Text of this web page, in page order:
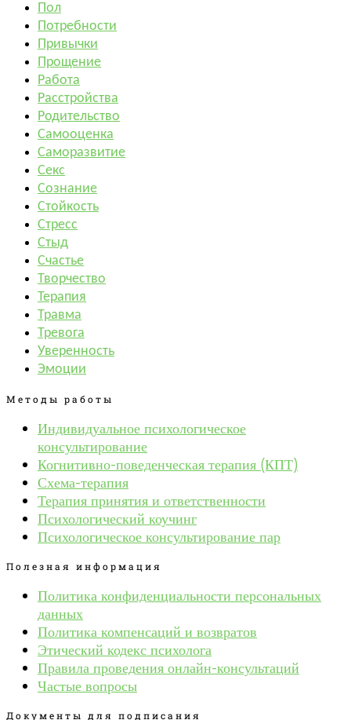
Пол
Потребности
Привычки
Прощение
Работа
Расстройства
Родительство
Самооценка
Саморазвитие
Секс
Сознание
Стойкость
Стресс
Стыд
Счастье
Творчество
Терапия
Травма
Тревога
Уверенность
Эмоции
Методы работы
Индивидуальное психологическое
консультирование
Когнитивно-поведенческая терапия (КПТ)
Схема-терапия
Терапия принятия и ответственности
Психологический коучинг
Психологическое консультирование пар
Полезная информация
Политика конфиденциальности персональных
данных
Политика компенсаций и возвратов
Этический кодекс психолога
Правила проведения онлайн-консультаций
Частые вопросы
Документы для подписания